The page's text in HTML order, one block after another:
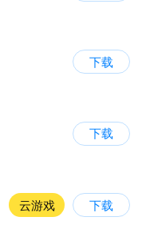
下载
下载
云游戏 下载